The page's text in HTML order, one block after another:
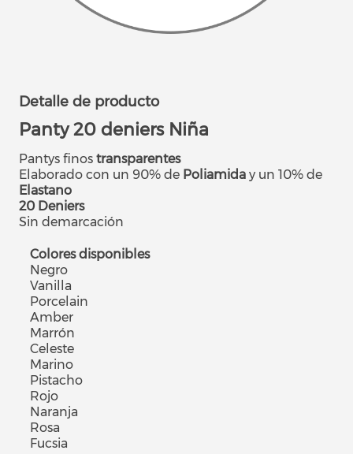
Detalle de producto
Panty 20 deniers Niña
Pantys finos transparentes
Elaborado con un 90% de Poliamida y un 10% de
Elastano
20 Deniers
Sin demarcación
Colores disponibles
Negro
Vanilla
Porcelain
Amber
Marrón
Celeste
Marino
Pistacho
Rojo
Naranja
Rosa
Fucsia